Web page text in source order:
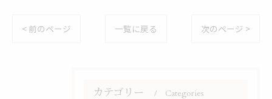
< 前のページ 一覧に戻る 次のページ >
カテゴリー Categories